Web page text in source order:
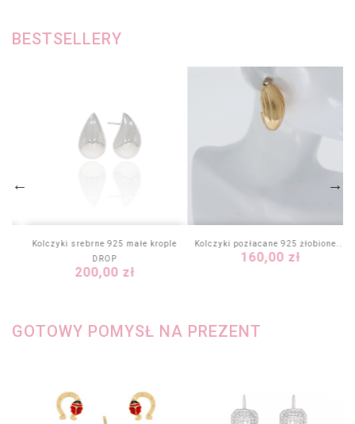
BESTSELLERY
Kolczyki srebrne 925 małe krople
DROP
Cena
200,00 zł
Kolczyki pozłacane 925 żłobione...
Cena
160,00 zł
GOTOWY POMYSŁ NA PREZENT